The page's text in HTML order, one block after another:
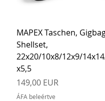
MAPEX Taschen,
Shellset,
22x20/10x8/12x9/
x5,5
Ár
149,00 EUR
ÁFA beleértve